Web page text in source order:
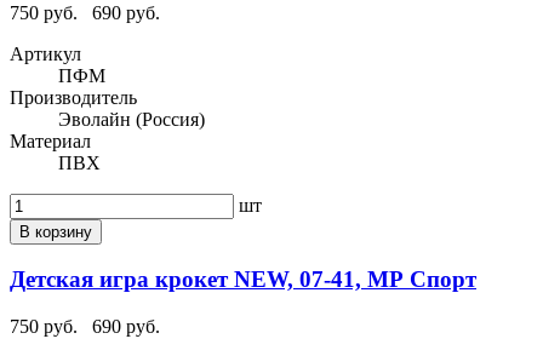
750 руб.
690 руб.
Артикул
ПФМ
Производитель
Эволайн (Россия)
Материал
ПВХ
шт
В корзину
Детская игра крокет NEW, 07-41, МР Спорт
750 руб.
690 руб.